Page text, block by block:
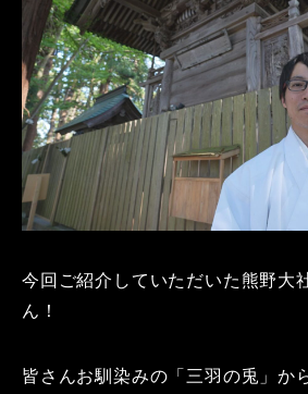
今回ご紹介していただいた熊野大
ん！
皆さんお馴染みの「三羽の兎」か